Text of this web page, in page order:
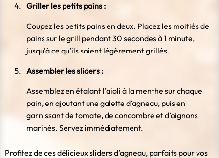
Griller les petits pains :
Coupez les petits pains en deux. Placez les moitiés de
pains sur le grill pendant 30 secondes à 1 minute,
jusqu’à ce qu’ils soient légèrement grillés.
Assembler les sliders :
Assemblez en étalant l’aioli à la menthe sur chaque
pain, en ajoutant une galette d’agneau, puis en
garnissant de tomate, de concombre et d’oignons
marinés. Servez immédiatement.
Profitez de ces délicieux sliders d’agneau, parfaits pour vos